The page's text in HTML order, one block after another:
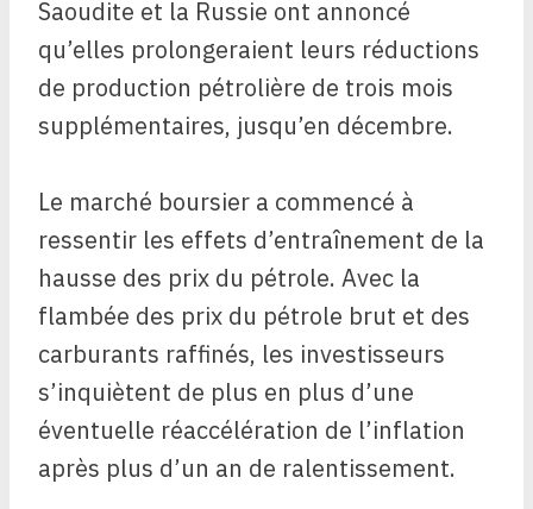
Saoudite et la Russie ont annoncé
qu’elles prolongeraient leurs réductions
de production pétrolière de trois mois
supplémentaires, jusqu’en décembre.
Le marché boursier a commencé à
ressentir les effets d’entraînement de la
hausse des prix du pétrole. Avec la
flambée des prix du pétrole brut et des
carburants raffinés, les investisseurs
s’inquiètent de plus en plus d’une
éventuelle réaccélération de l’inflation
après plus d’un an de ralentissement.